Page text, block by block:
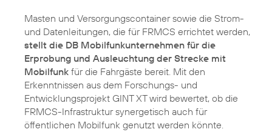
Masten und Versorgungscontainer sowie die Strom-
und Datenleitungen, die für FRMCS errichtet werden,
stellt die DB Mobilfunkunternehmen für die
Erprobung und Ausleuchtung der Strecke mit
Mobilfunk für die Fahrgäste bereit. Mit den
Erkenntnissen aus dem Forschungs- und
Entwicklungsprojekt GINT XT wird bewertet, ob die
FRMCS-Infrastruktur synergetisch auch für
öffentlichen Mobilfunk genutzt werden könnte.